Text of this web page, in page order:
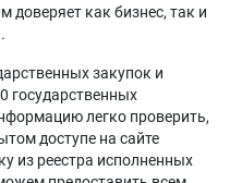
доверяет как бизнес, так и
закупок и
государственных
легко проверить,
доступе на сайте
из реестра исполненных